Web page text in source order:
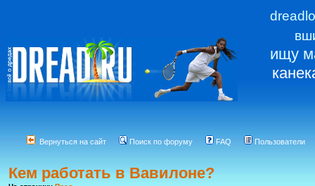
ищу
Вернуться на сайт Поиск по форуму FAQ Пользователи
Кем работать в Вавилоне?